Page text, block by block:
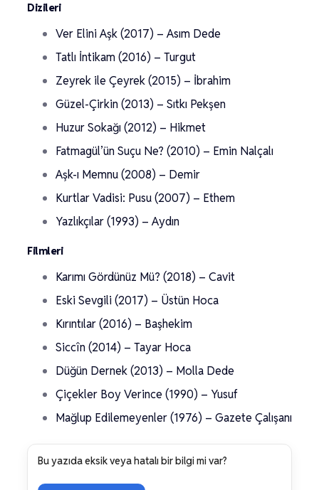
Dizileri
Ver Elini Aşk (2017) – Asım Dede
Tatlı İntikam (2016) – Turgut
Zeyrek ile Çeyrek (2015) – İbrahim
Güzel-Çirkin (2013) – Sıtkı Pekşen
Huzur Sokağı (2012) – Hikmet
Fatmagül’ün Suçu Ne? (2010) – Emin Nalçalı
Aşk-ı Memnu (2008) – Demir
Kurtlar Vadisi: Pusu (2007) – Ethem
Yazlıkçılar (1993) – Aydın
Filmleri
Karımı Gördünüz Mü? (2018) – Cavit
Eski Sevgili (2017) – Üstün Hoca
Kırıntılar (2016) – Başhekim
Siccîn (2014) – Tayar Hoca
Düğün Dernek (2013) – Molla Dede
Çiçekler Boy Verince (1990) – Yusuf
Mağlup Edilemeyenler (1976) – Gazete Çalışanı
Bu yazıda eksik veya hatalı bir bilgi mi var?